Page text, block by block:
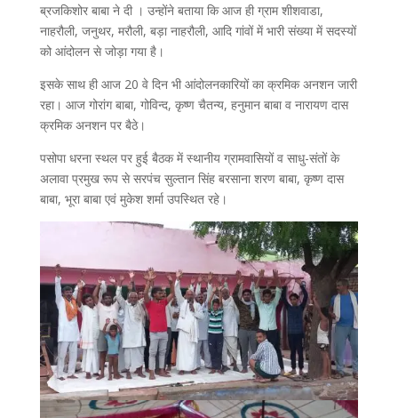
ब्रजकिशोर बाबा ने दी । उन्होंने बताया कि आज ही ग्राम शीशवाडा,
नाहरौली, जनुथर, मरौली, बड़ा नाहरौली, आदि गांवों में भारी संख्या में सदस्यों
को आंदोलन से जोड़ा गया है।
इसके साथ ही आज 20 वे दिन भी आंदोलनकारियों का क्रमिक अनशन जारी
रहा। आज गोरांग बाबा, गोविन्द, कृष्ण चैतन्य, हनुमान बाबा व नारायण दास
क्रमिक अनशन पर बैठे।
पसोपा धरना स्थल पर हुई बैठक में स्थानीय ग्रामवासियों व साधु-संतों के
अलावा प्रमुख रूप से सरपंच सुल्तान सिंह बरसाना शरण बाबा, कृष्ण दास
बाबा, भूरा बाबा एवं मुकेश शर्मा उपस्थित रहे।